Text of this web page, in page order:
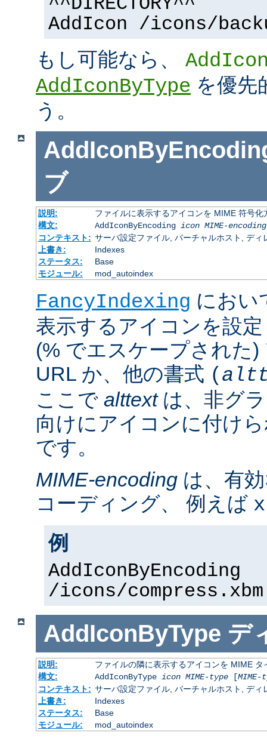
AddIcon /icons/
もし可能なら、
AddIconByType を優先
う。
ブ
説明:
ファイルに表示するアイコンを MIME 符号化
構文:
AddIconByEncoding icon MIME-encoding
コンテキスト: サーバ設定ファイル, バーチャルホスト, ディ
上書き:
Indexes
ステータス:
Base
モジュール:
mod_autoindex
FancyIndexing におい
表示するアイコンを設
(% でエスケープされた
URL か、他の書式 (
ここで alttextは、非グ
向けにアイコンに付け
です。
MIME-encoding は、有
コーディング、 例えば
例
AddIconByEncoding
/icons/
AddIconByType デ
説明:
ファイルの隣に表示するアイコンを MIME タ
構文:
AddIconByType icon MIME-type[MIME-
コンテキスト: サーバ設定ファイル, バーチャルホスト, ディ
上書き:
Indexes
ステータス:
Base
モジュール:
mod_autoindex